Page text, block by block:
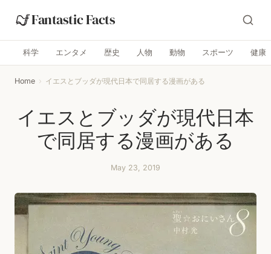
Fantastic Facts
科学 エンタメ 歴史 人物 動物 スポーツ 健康
Home › イエスとブッダが現代日本で同居する漫画がある
イエスとブッダが現代日本
で同居する漫画がある
May 23, 2019